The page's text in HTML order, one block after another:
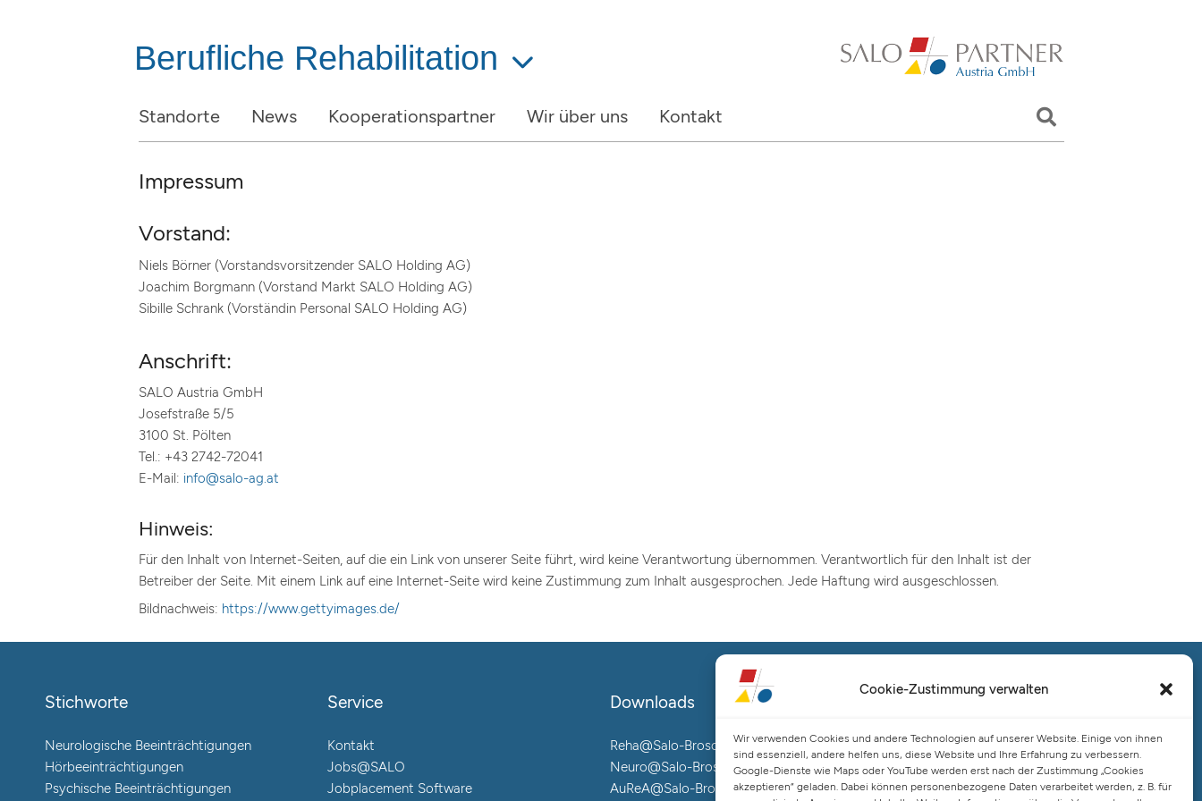
Cookie-Zustimmung verwalten
Wir verwenden Cookies und andere Technologien auf unserer Website. Einige von ihnen
sind essenziell, andere helfen uns, diese Website und Ihre Erfahrung zu verbessern.
Google-Dienste wie Maps oder YouTube werden erst nach der Zustimmung „Cookies
akzeptieren“ geladen. Dabei können personenbezogene Daten verarbeitet werden, z. B. für
Berufliche Rehabilitation
Standorte News Kooperationspartner Wir über uns Kontakt
Impressum
Vorstand:
Niels Börner (Vorstandsvorsitzender SALO Holding AG)
Joachim Borgmann (Vorstand Markt SALO Holding AG)
Sibille Schrank (Vorständin Personal SALO Holding AG)
Anschrift:
SALO Austria GmbH
Josefstraße 5/5
3100 St. Pölten
Tel.: +43 2742-72041
E-Mail: info@salo-ag.at
Hinweis:
Für den Inhalt von Internet-Seiten, auf die ein Link von unserer Seite führt, wird keine Verantwortung übernommen. Verantwortlich für den Inhalt ist der
Betreiber der Seite. Mit einem Link auf eine Internet-Seite wird keine Zustimmung zum Inhalt ausgesprochen. Jede Haftung wird ausgeschlossen.
Bildnachweis: https://www.gettyimages.de/
Stichworte
Neurologische Beeinträchtigungen
Hörbeeinträchtigungen
Psychische Beeinträchtigungen
Service
Kontakt
Jobs@SALO
Jobplacement Software
Downloads
Reha@Salo-Broschüre
Neuro@Salo-Broschüre
AuReA@Salo-Broschüre
Salo Holding AG – Hauptverwaltung
Spaldingstraße 57-59 / Rosenallee 6-8
20097 Hamburg
Telefon: +49 (0) 40 23916 – 0